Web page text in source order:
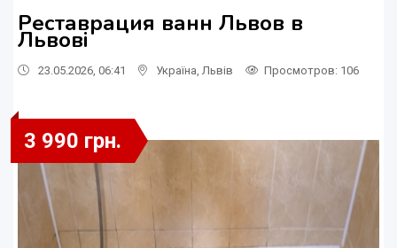
Реставрация ванн Львов в
Львові
23.05.2026, 06:41 Україна Львів Просмотров: 106
3 990 грн.